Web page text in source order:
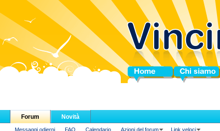
Home Chi siamo
Forum
Messaggi odierni FAQ Calendario Azioni del forum Link veloci
Novità